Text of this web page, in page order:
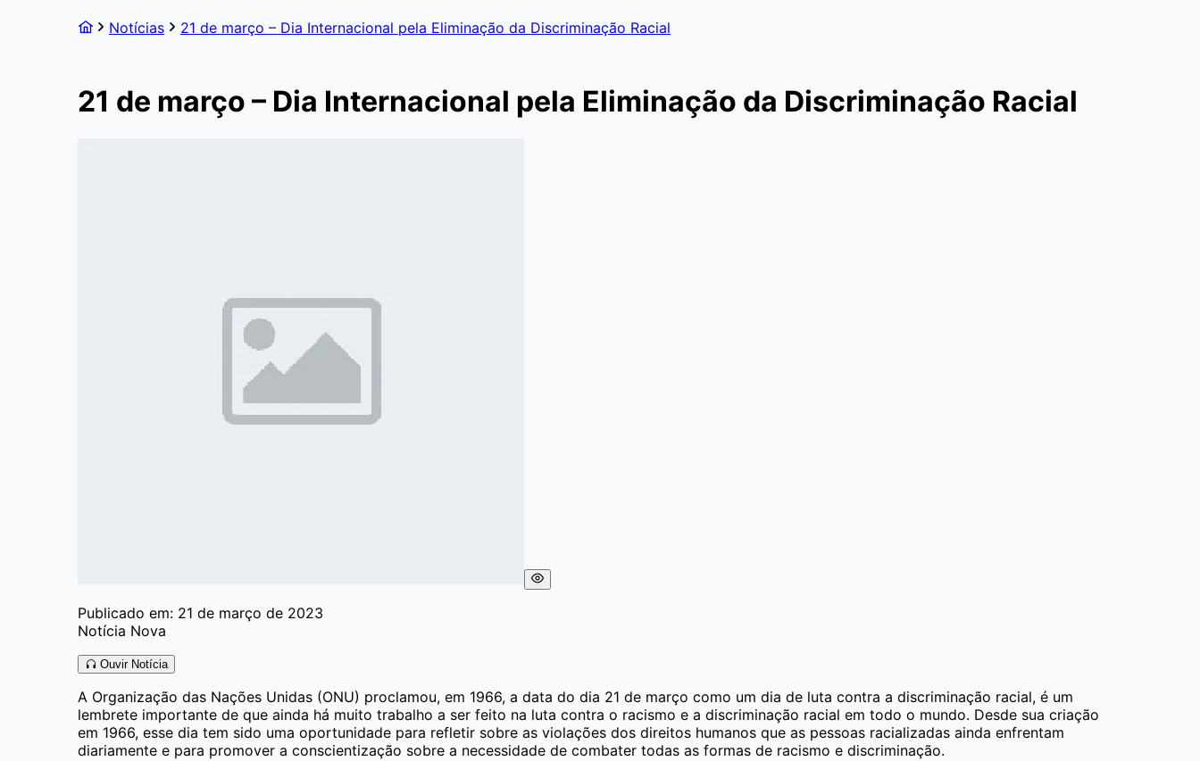
Notícias 21 de março – Dia Internacional pela Eliminação da Discriminação Racial
21 de março – Dia Internacional pela Eliminação da Discriminação Racial
Publicado em: 21 de março de 2023
Notícia Nova
Ouvir Notícia
A Organização das Nações Unidas (ONU) proclamou, em 1966, a data do dia 21 de março como um dia de luta contra a discriminação racial, é um
lembrete importante de que ainda há muito trabalho a ser feito na luta contra o racismo e a discriminação racial em todo o mundo. Desde sua criação
em 1966, esse dia tem sido uma oportunidade para refletir sobre as violações dos direitos humanos que as pessoas racializadas ainda enfrentam
diariamente e para promover a conscientização sobre a necessidade de combater todas as formas de racismo e discriminação.